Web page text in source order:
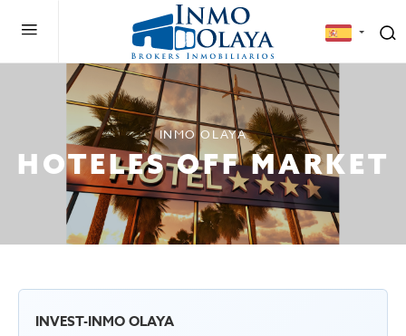
INMO OLAYA
HOTELES OFF MARKET
INVEST-INMO OLAYA